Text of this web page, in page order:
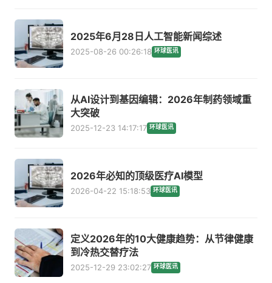
2025年6月28日人工智能新闻综述
2025-08-26 00:26:18 环球医讯
从AI设计到基因编辑：2026年制药领域重
大突破
2025-12-23 14:17:17 环球医讯
2026年必知的顶级医疗AI模型
2026-04-22 15:18:53 环球医讯
定义2026年的10大健康趋势：从节律健康
到冷热交替疗法
2025-12-29 23:02:27 环球医讯